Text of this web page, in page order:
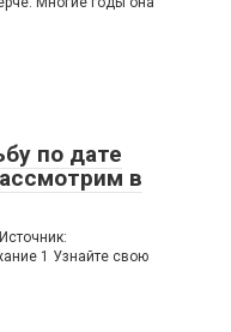
по дате
в
1 Узнайте свою